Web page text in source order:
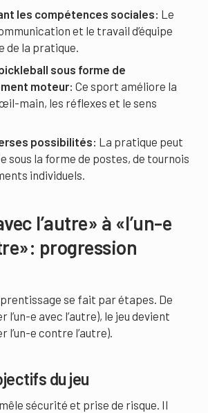
les compétences sociales: Le
et le travail d’équipe
de la pratique.
sous forme de
moteur: Ce sport améliore la
main, les réflexes et le sens
possibilités: La pratique peut
sous la forme de postes, de tournois
individuels.
l’autre» à «l’un-e
progression
se fait par étapes. De
e avec l’autre), le jeu devient
e contre l’autre).
du jeu
sécurité et prise de risque. Il